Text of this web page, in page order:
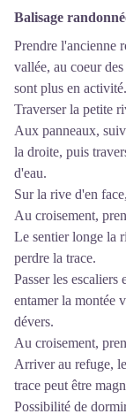
Balisage
Prendre l'ancienne
vallée, au coeur
sont plus en activité.
Traverser la petite
Aux panneaux,
la droite, puis
d'eau.
Sur la rive d'en
Au croisement,
Le sentier longe la
perdre la trace.
Passer les
entamer la montée
dévers.
Au croisement,
Arriver au refuge,
trace peut être
Possibilité de